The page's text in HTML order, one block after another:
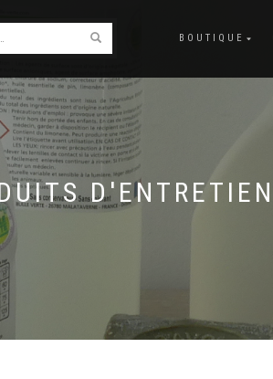
BOUTIQUE
D'ENTRETIEN